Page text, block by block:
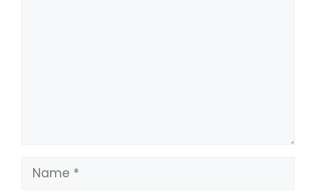
Name